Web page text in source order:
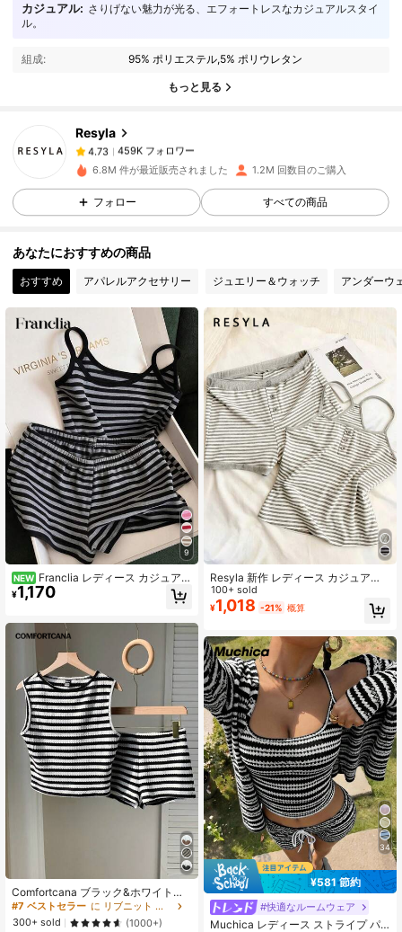
カジュアル: さりげない魅力が光る、エフォートレスなカジュアルスタイ
ル。
組成: 95% ポリエステル,5% ポリウレタン
もっと見る
Resyla
4.73 459K フォロワー
4.73
459K フォロワー
f***i は17時間前 に購入しました
4.73 459K フォロワー
4.73 459K フォロワー
459K フォロワー
4.73 459K フォロワー
4.73 459K フォロワー
4.73 459K フォロワー
4.73 459K フォロワー
6.8M 件が最近販売されました 1.2M 回数目のご購入
フォロー すべての商品
あなたにおすすめの商品
おすすめ アパレルアクセサリー ジュエリー＆ウォッチ アンダーウ
9
NEW Franclia レディース カジュアル
バケーション ストライプ キャミソー
ルトップ&ショーツ 2点セット
¥1,170
Comfortcana ブラック&ホワイトス
トライプタンクトップ&ショーツ 2点
セット、カジュアル夏物
#7 ベストセラー
に リブニット レディースコーデ
300+ sold
(1000+)
Resyla 新作 レディース カジュアル
ストライプ キャミソールトップ＆シ
ョーツ 2点セット
100+ sold
¥1,018 -21% 概算
34
¥581 節約
#快適なルームウェア
Muchica レディース ストライプ パ